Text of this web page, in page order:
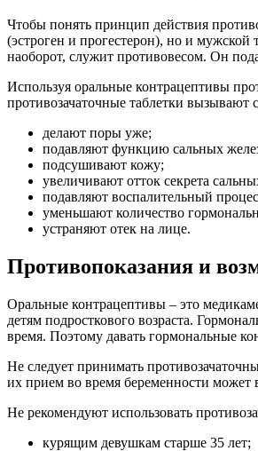
Чтобы понять принцип действия
(эстроген и прогестерон), но и мужской
наоборот, служит противовесом. Он
Используя оральные контрацептивы
противозачаточные таблетки
делают поры уже;
подавляют функцию сальных
подсушивают кожу;
увеличивают отток секрета
подавляют воспалительный
уменьшают количество
устраняют отек на лице.
Противопоказания и
Оральные контрацептивы – это
детям подросткового возраста.
время. Поэтому давать гормональные
Не следует принимать
их прием во время беременности
Не рекомендуют использовать
курящим девушкам старше 35 лет;